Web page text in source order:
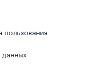
пользования
данных